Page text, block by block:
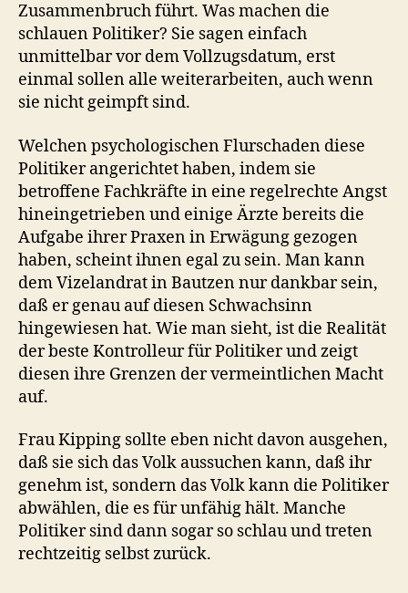
Zusammenbruch führt. Was machen die
schlauen Politiker? Sie sagen einfach
unmittelbar vor dem Vollzugsdatum, erst
einmal sollen alle weiterarbeiten, auch wenn
sie nicht geimpft sind.
Welchen psychologischen Flurschaden diese
Politiker angerichtet haben, indem sie
betroffene Fachkräfte in eine regelrechte Angst
hineingetrieben und einige Ärzte bereits die
Aufgabe ihrer Praxen in Erwägung gezogen
haben, scheint ihnen egal zu sein. Man kann
dem Vizelandrat in Bautzen nur dankbar sein,
daß er genau auf diesen Schwachsinn
hingewiesen hat. Wie man sieht, ist die Realität
der beste Kontrolleur für Politiker und zeigt
diesen ihre Grenzen der vermeintlichen Macht
auf.
Frau Kipping sollte eben nicht davon ausgehen,
daß sie sich das Volk aussuchen kann, daß ihr
genehm ist, sondern das Volk kann die Politiker
abwählen, die es für unfähig hält. Manche
Politiker sind dann sogar so schlau und treten
rechtzeitig selbst zurück.